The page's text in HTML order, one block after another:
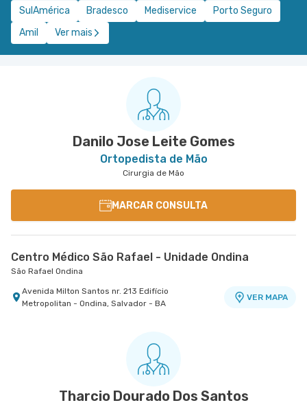
SulAmérica Bradesco Mediservice
Porto Seguro
Amil
Ver mais
Danilo Jose Leite Gomes
Ortopedista de Mão
Cirurgia de Mão
MARCAR CONSULTA
Centro Médico São Rafael - Unidade Ondina
São Rafael Ondina
Avenida Milton Santos nr. 213 Edifício
Metropolitan - Ondina, Salvador - BA
VER MAPA
Tharcio Dourado Dos Santos